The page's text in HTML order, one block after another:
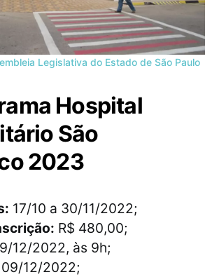
Legislativa do Estado de São Paulo
Hospital
São
2023
17/10 a 30/11/2022;
R$ 480,00;
12/2022, às 9h;
09/12/2022;